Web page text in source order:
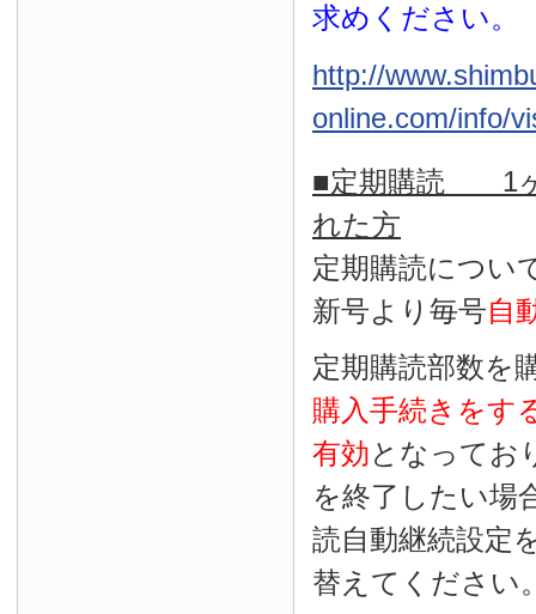
求めください。
http://
online.com/info/
■定期購読 1ヶ
れた方
定期購読につい
新号より毎号自
定期購読部数を
購入手続きをす
有効となってお
を終了したい場
読自動継続設定
替えてください